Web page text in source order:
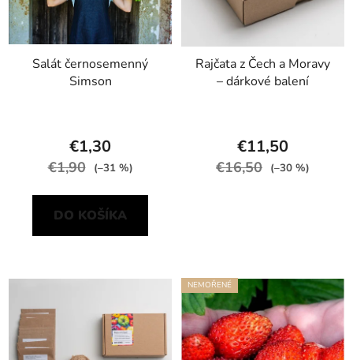
Salát černosemenný
Simson
€1,30
€1,90 (–31 %)
DO KOŠÍKA
Rajčata z Čech a Moravy
– dárkové balení
€11,50
€16,50 (–30 %)
NEMOŘENÉ